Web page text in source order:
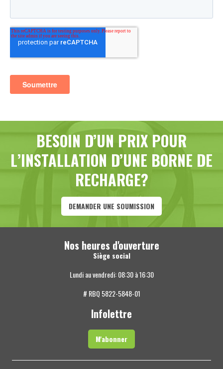
BESOIN D’UN PRIX POUR
L’INSTALLATION D’UNE BORNE DE
RECHARGE?
DEMANDER UNE SOUMISSION
Nos heures d'ouverture
Siège social
Lundi au vendredi: 08:30 à 16:30
# RBQ 5822-5848-01
Infolettre
M'abonner